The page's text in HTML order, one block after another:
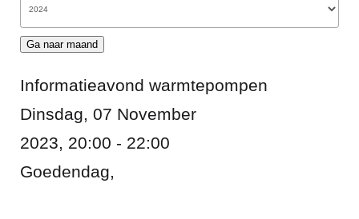
Ga naar maand
Informatieavond warmtepompen
Dinsdag, 07 November
2023, 20:00 - 22:00
Goedendag,